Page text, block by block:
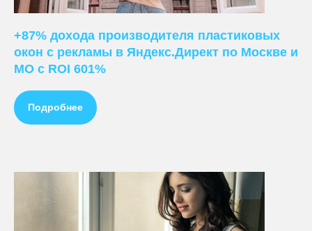
+87% дохода производителя пластиковых
окон с рекламы в Яндекс.Директ по Москве и
МО с ROI 601%
Подробнее